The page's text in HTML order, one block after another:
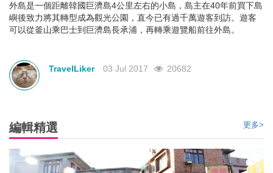
外島是一個距離韓國巨濟島4公里左右的小島，島主在40年前買下島
嶼後致力將其轉型成為觀光公園，直今已有過千萬遊客到訪。遊客
可以從釜山乘巴士到巨濟島長承浦，再轉乘遊覽船前往外島。
TravelLiker 03 Jul 2017 20682
編輯精選 更多>